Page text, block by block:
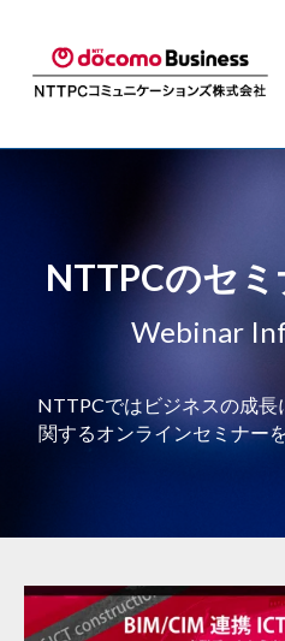
NTTPCのセ
Webinar
NTTPCではビジネスの成
関するオンラインセミナー